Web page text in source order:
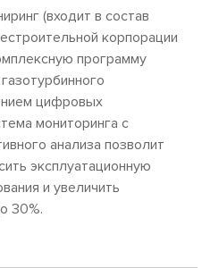
(входит в состав
корпорации
программу
цифровых
мониторинга с
анализа позволит
эксплуатационную
и увеличить
30%.